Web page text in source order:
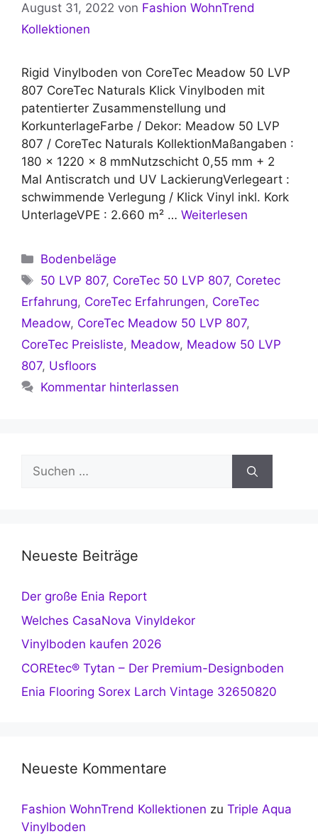
August 31, 2022 von Fashion WohnTrend
Kollektionen
Rigid Vinylboden von CoreTec Meadow 50 LVP
807 CoreTec Naturals Klick Vinylboden mit
patentierter Zusammenstellung und
KorkunterlageFarbe / Dekor: Meadow 50 LVP
807 / CoreTec Naturals KollektionMaßangaben :
180 x 1220 x 8 mmNutzschicht 0,55 mm + 2
Mal Antiscratch und UV LackierungVerlegeart :
schwimmende Verlegung / Klick Vinyl inkl. Kork
UnterlageVPE : 2.660 m² … Weiterlesen
Kategorien
Bodenbeläge
Schlagwörter
50 LVP 807, CoreTec 50 LVP 807, Coretec
Erfahrung, CoreTec Erfahrungen, CoreTec
Meadow, CoreTec Meadow 50 LVP 807,
CoreTec Preisliste, Meadow, Meadow 50 LVP
807, Usfloors
Kommentar hinterlassen
Suchen
nach:
Neueste Beiträge
Der große Enia Report
Welches CasaNova Vinyldekor
Vinylboden kaufen 2026
COREtec® Tytan – Der Premium-Designboden
Enia Flooring Sorex Larch Vintage 32650820
Neueste Kommentare
Fashion WohnTrend Kollektionen zu Triple Aqua
Vinylboden